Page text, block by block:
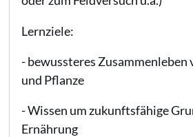
Lernziele:
- bewussteres Zusammenleben
und Pflanze
- Wissen um zukunftsfähige
Ernährung